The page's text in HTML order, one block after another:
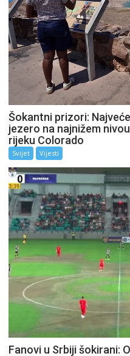
Šokantni prizori:
jezero na najnižem
rijeku Colorado
Svijet Vijesti
Fanovi u Srbiji šokirani: